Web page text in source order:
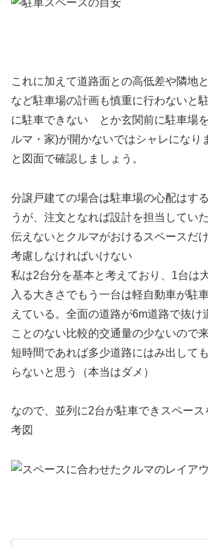
これに加えて道路面との高低差や隣地
など駐車場の計画も慎重に行わないと
に駐車できない とか玄関前に駐車場
ルマ・家)が開かないではシャレにな
と図面で確認しましょう。
分譲戸建ての場合は駐車場の心配はす
うが、注文となれば設計を担当してい
伝えないとクルマがおけるスペースだ
考慮しなければいけない
私は2台分を基本と考えており、1台は
入る大きさでもう一台は軽自動車が駐
えている。全面の道路が6m道路で抜け
ことのない比較的交通量の少ないので
短時間であれば多少道路にはみ出して
らないと思う（本当はダメ）
なので、並列に2台が駐車できスペー
考図